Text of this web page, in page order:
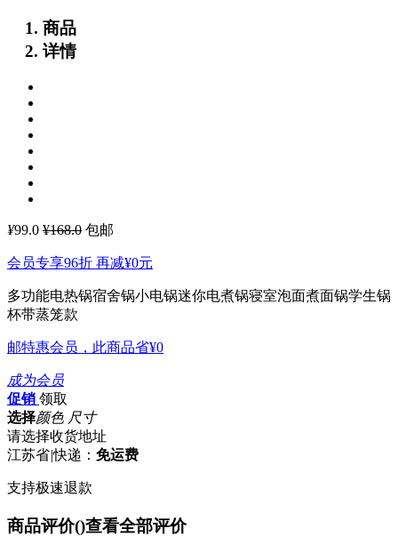
商品
详情
¥99.0 ¥168.0 包邮
会员专享96折 再减¥0元
多功能电热锅宿舍锅小电锅迷你电煮锅寝室泡面煮面锅学生锅
杯带蒸笼款
邮特惠会员，此商品省¥0
成为会员
促销 领取
选择颜色 尺寸
请选择收货地址
江苏省|快递： 免运费
支持极速退款
商品评价()查看全部评价